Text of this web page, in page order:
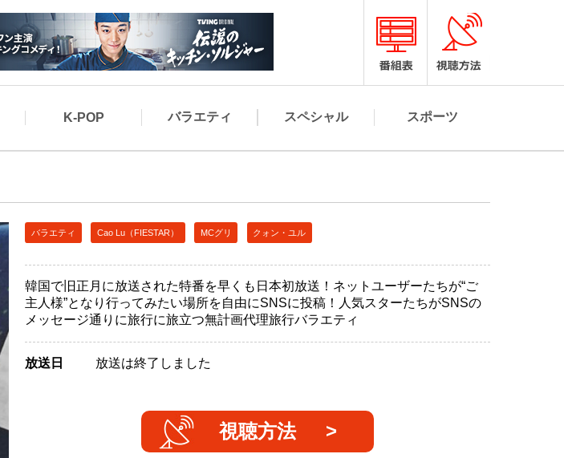
K-POP バラエティ スペシャル スポーツ
バラエティ Cao Lu（FIESTAR） MCグリ クォン・ユル
韓国で旧正月に放送された特番を早くも日本初放送！ネットユーザーたちが“ご
主人様”となり行ってみたい場所を自由にSNSに投稿！人気スターたちがSNSの
メッセージ通りに旅行に旅立つ無計画代理旅行バラエティ
放送日 放送は終了しました
視聴方法